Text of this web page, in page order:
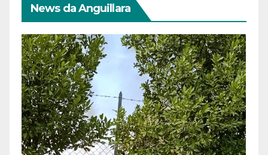
News da Anguillara